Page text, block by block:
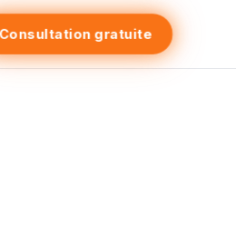
Consultation gratuite